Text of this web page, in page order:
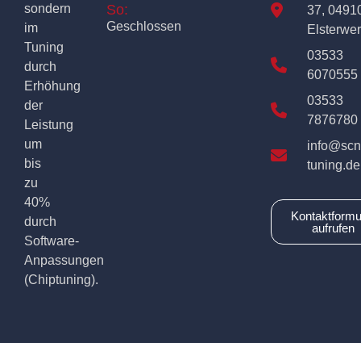
sondern
im
Tuning
durch
Erhöhung
der
Leistung
um
bis
zu
40%
durch
Software-
Anpassungen
(Chiptuning).
So:
Geschlossen
37,
03533
6070555
03533
7876780
tuning.de
aufrufen